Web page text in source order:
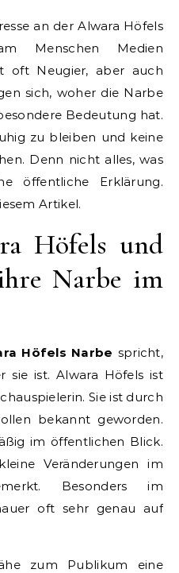
an der Alwara Höfels
Menschen Medien
oft Neugier, aber auch
sich, woher die Narbe
Bedeutung hat.
zu bleiben und keine
Denn nicht alles, was
öffentliche Erklärung.
Artikel.
Höfels und
Narbe im
Höfels Narbe spricht,
sie ist. Alwara Höfels ist
Sie ist durch
bekannt geworden.
im öffentlichen Blick.
Veränderungen im
Besonders im
oft sehr genau auf
zum Publikum eine